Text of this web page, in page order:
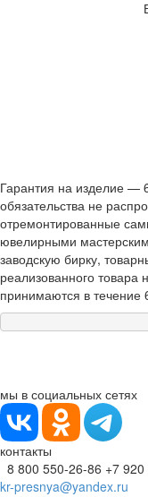
Гарантия на изделие —
обязательства не
отремонтированные
ювелирными
заводскую бирку,
реализованного
принимаются в
мы в социальных сетях
контакты
8 800 550-26-86 +7
kr-presnya@yandex.ru